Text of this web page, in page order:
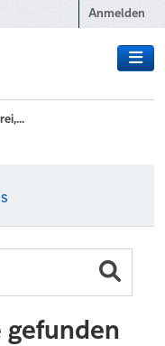
Anmelden
gefunden